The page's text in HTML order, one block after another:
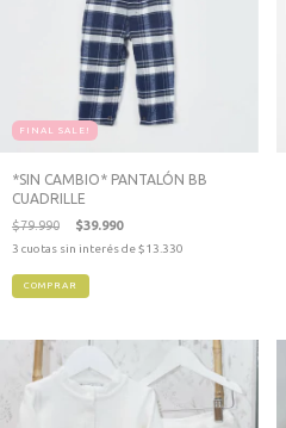
FINAL SALE!
*SIN CAMBIO* PANTALÓN BB
CUADRILLE
$79.990 $39.990
3 cuotas sin interés de$13.330
COMPRAR